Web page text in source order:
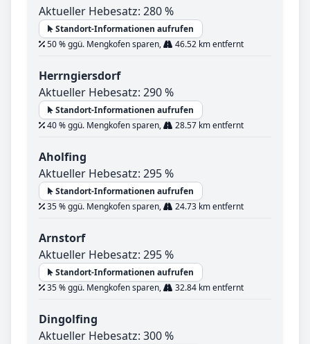
Aktueller Hebesatz: 280 %
Standort-Informationen aufrufen
50 % ggü. Mengkofen sparen,
46.52 km entfernt
Herrngiersdorf
Aktueller Hebesatz: 290 %
Standort-Informationen aufrufen
40 % ggü. Mengkofen sparen,
28.57 km entfernt
Aholfing
Aktueller Hebesatz: 295 %
Standort-Informationen aufrufen
35 % ggü. Mengkofen sparen,
24.73 km entfernt
Arnstorf
Aktueller Hebesatz: 295 %
Standort-Informationen aufrufen
35 % ggü. Mengkofen sparen,
32.84 km entfernt
Dingolfing
Aktueller Hebesatz: 300 %